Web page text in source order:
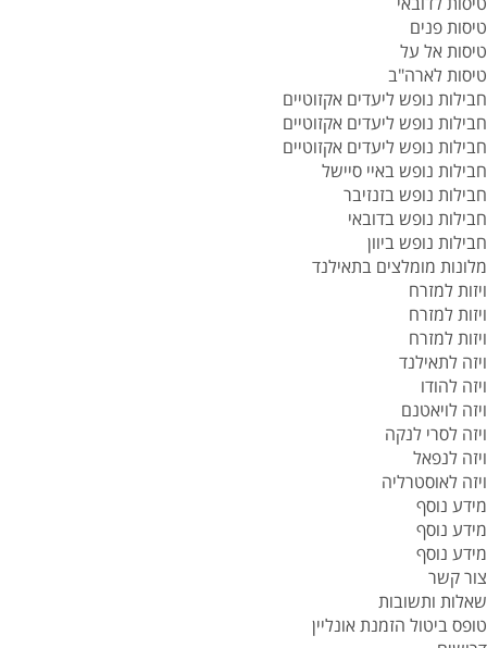
טיסות פנים
טיסות אל על
טיסות לארה"ב
חבילות נופש ליעדים אקזוטיים
חבילות נופש ליעדים אקזוטיים
חבילות נופש ליעדים אקזוטיים
חבילות נופש באיי סיישל
חבילות נופש בזנזיבר
חבילות נופש בדובאי
חבילות נופש ביוון
מלונות מומלצים בתאילנד
ויזות למזרח
ויזות למזרח
ויזות למזרח
ויזה לתאילנד
ויזה להודו
ויזה לויאטנם
ויזה לסרי לנקה
ויזה לנפאל
ויזה לאוסטרליה
מידע נוסף
מידע נוסף
מידע נוסף
צור קשר
שאלות ותשובות
טופס ביטול הזמנת אונליין